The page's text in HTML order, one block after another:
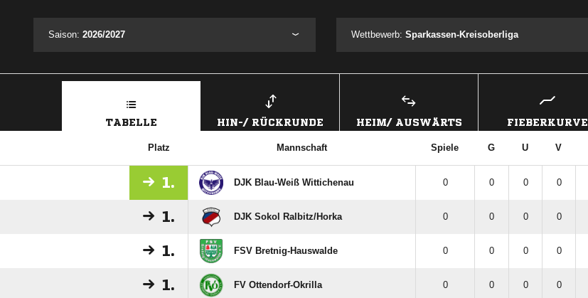
Saison: 2026/2027 Wettbewerb:Sparkassen-Kreisoberliga
TABELLE HIN-/ RÜCKRUNDE HEIM/ AUSWÄRTS FIEBERKURVE
Platz Mannschaft Spiele G U V
1. DJK Blau-Weiß Wittichenau 0 0 0 0
1. DJK Sokol Ralbitz/​Horka 0 0 0 0
1. FSV Bretnig-Hauswalde 0 0 0 0
1. FV Ottendorf-Okrilla 0 0 0 0